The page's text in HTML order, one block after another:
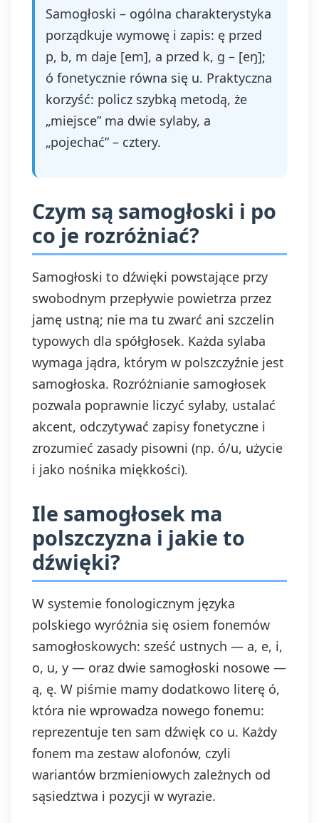
Samogłoski – ogólna charakterystyka
porządkuje wymowę i zapis: ę przed
p, b, m daje [em], a przed k, g – [eŋ];
ó fonetycznie równa się u. Praktyczna
korzyść: policz szybką metodą, że
„miejsce” ma dwie sylaby, a
„pojechać” – cztery.
Czym są samogłoski i po
co je rozróżniać?
Samogłoski to dźwięki powstające przy
swobodnym przepływie powietrza przez
jamę ustną; nie ma tu zwarć ani szczelin
typowych dla spółgłosek. Każda sylaba
wymaga jądra, którym w polszczyźnie jest
samogłoska. Rozróżnianie samogłosek
pozwala poprawnie liczyć sylaby, ustalać
akcent, odczytywać zapisy fonetyczne i
zrozumieć zasady pisowni (np. ó/u, użycie
i jako nośnika miękkości).
Ile samogłosek ma
polszczyzna i jakie to
dźwięki?
W systemie fonologicznym języka
polskiego wyróżnia się osiem fonemów
samogłoskowych: sześć ustnych — a, e, i,
o, u, y — oraz dwie samogłoski nosowe —
ą, ę. W piśmie mamy dodatkowo literę ó,
która nie wprowadza nowego fonemu:
reprezentuje ten sam dźwięk co u. Każdy
fonem ma zestaw alofonów, czyli
wariantów brzmieniowych zależnych od
sąsiedztwa i pozycji w wyrazie.